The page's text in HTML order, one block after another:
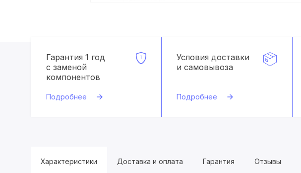
Гарантия 1 год
с заменой
компонентов
Подробнее
Условия доставки
и самовывоза
Подробнее
Характеристики Доставка и оплата Гарантия Отзывы